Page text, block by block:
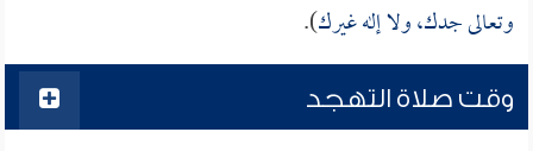
وتعالى جدك، ولا إله غيرك).
وقت صلاة التهجد